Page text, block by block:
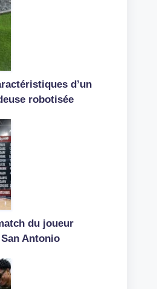
d’un
robotisée
du joueur
Antonio